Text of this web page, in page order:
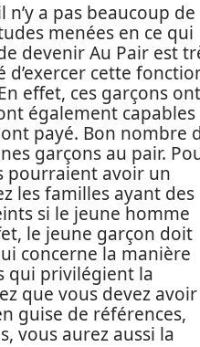
a pas beaucoup de
menées en ce qui
devenir Au Pair est
cette
effet, ces garçons ont
également capables
payé. Bon nombre
garçons au pair.
pourraient avoir un
les familles ayant des
si le jeune homme
le jeune garçon doit
concerne la manière
qui privilégient la
que vous devez avoir
guise de références,
vous aurez aussi la